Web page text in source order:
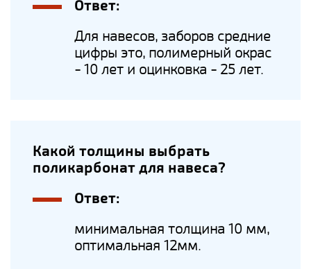
Ответ:
Для навесов, заборов средние
цифры это, полимерный окрас
- 10 лет и оцинковка - 25 лет.
Какой толщины выбрать
поликарбонат для навеса?
Ответ:
минимальная толщина 10 мм,
оптимальная 12мм.